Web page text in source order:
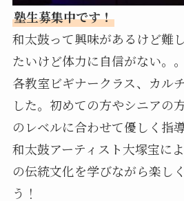
塾生募集中です！
和太鼓って興味があるけど難
たいけど体力に自信がない。
各教室ビギナークラス、カル
した。初めての方やシニアの
のレベルに合わせて優しく指導
和太鼓アーティスト大塚宝に
の伝統文化を学びながら楽し
う！